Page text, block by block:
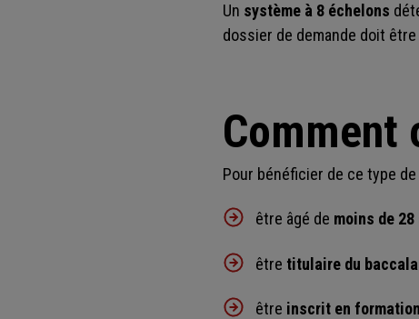
Un système à 8 échelons
dossier de demande doit
Comment
Pour bénéficier de ce type
être âgé de moins de 28
être titulaire du
être inscrit en